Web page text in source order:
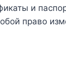
и
право